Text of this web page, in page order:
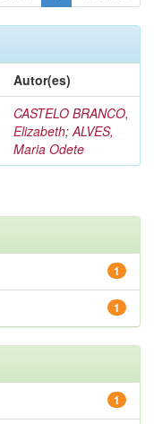
Autor(es)
CASTELO BRANCO,
Elizabeth;ALVES,
Maria Odete
1
1
1